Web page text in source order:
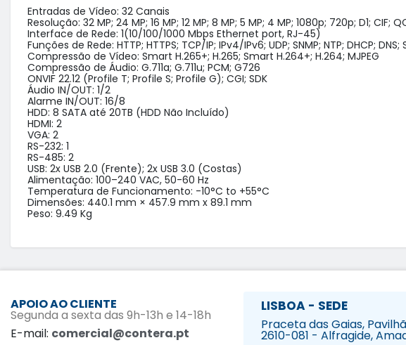
Entradas de Vídeo: 32 Canais
Resolução: 32 MP; 24 MP; 16 MP; 12 MP; 8 MP; 5 MP; 4 MP; 1080p; 720p; D1; CIF;
Interface de Rede: 1(10/100/1000 Mbps Ethernet port, RJ-45)
Funções de Rede: HTTP; HTTPS; TCP/IP; IPv4/IPv6; UDP; SNMP; NTP; DHCP;
Compressão de Vídeo: Smart H.265+; H.265; Smart H.264+; H.264; MJPEG
Compressão de Áudio: G.711a; G.711u; PCM; G726
ONVIF 22.12 (Profile T; Profile S; Profile G); CGI; SDK
Áudio IN/OUT: 1/2
Alarme IN/OUT: 16/8
HDD: 8 SATA até 20TB (HDD Não Incluído)
HDMI: 2
VGA: 2
RS-232: 1
RS-485: 2
USB: 2x USB 2.0 (Frente); 2x USB 3.0 (Costas)
Alimentação: 100–240 VAC, 50-60 Hz
Temperatura de Funcionamento: -10°C to +55°C
Dimensões: 440.1 mm × 457.9 mm x 89.1 mm
Peso: 9.49 Kg
APOIO AO CLIENTE
Segunda a sexta das 9h-13h e 14-18h
E-mail: comercial@contera.pt
LISBOA - SEDE
Praceta das Gaias,
2610-081 - Alfragide,